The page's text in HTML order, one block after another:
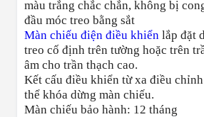
màu trắng chắc chắn, không bị
đầu móc treo bằng sắt
Màn chiếu điện điều khiển lắp đặt
treo cố định trên tường hoặc trên
âm cho trần thạch cao.
Kết cấu điều khiển từ xa điều
thể khóa dừng màn chiếu.
Màn chiếu bảo hành: 12 tháng